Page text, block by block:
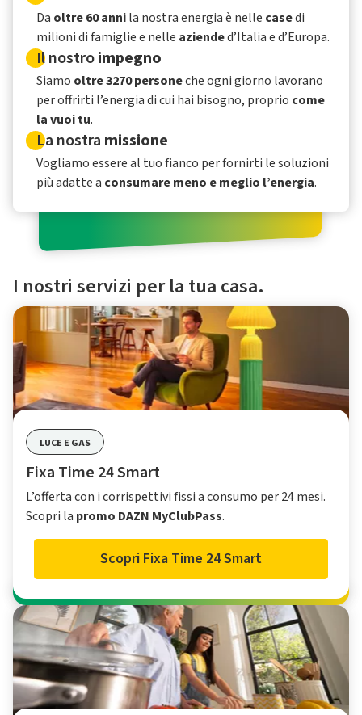
Da oltre 60 annila nostra energia è nelle casedi
milioni di famiglie e nelle aziended’Italia e d’Europa.
Il nostroimpegno
Siamo oltre 3270 personeche ogni giorno lavorano
per offrirti l’energia di cui hai bisogno, proprio come
la vuoi tu.
La nostra missione
Vogliamo essere al tuo fianco per fornirti le soluzioni
più adatte a consumare meno e meglio l’energia.
I nostri servizi per la tua casa.
LUCE E GAS
Fixa Time 24 Smart
L’offerta con i corrispettivi fissi a consumo per 24 mesi.
Scopri la promo DAZN MyClubPass.
Scopri Fixa Time 24 Smart